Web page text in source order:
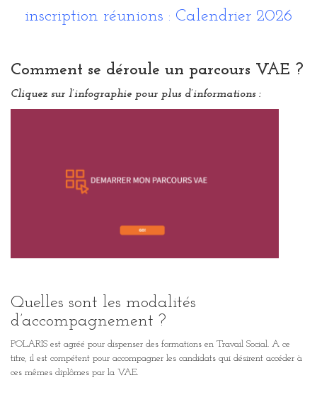
inscription réunions : Calendrier 2026
Comment se déroule un parcours VAE ?
Cliquez sur l’infographie pour plus d’informations :
Quelles sont les modalités
d’accompagnement ?
POLARIS est agréé pour dispenser des formations en Travail Social. A ce
titre, il est compétent pour accompagner les candidats qui désirent accéder à
ces mêmes diplômes par la VAE.